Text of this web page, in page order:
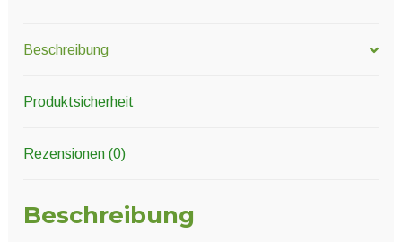
Beschreibung
Produktsicherheit
Rezensionen (0)
Beschreibung